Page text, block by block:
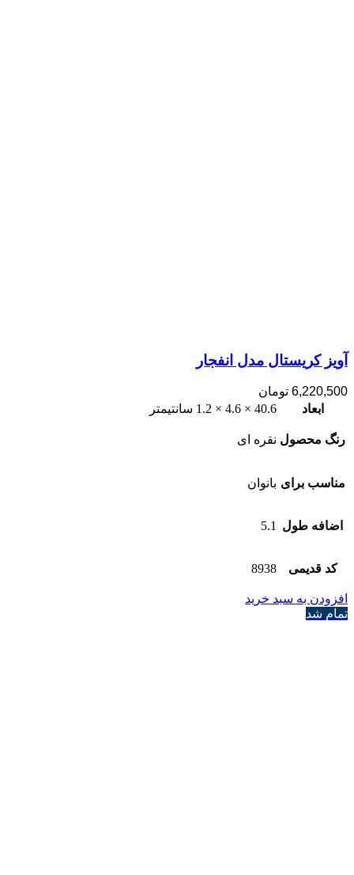
آویز کریستال مدل انفجار
6,220,500 تومان
ابعاد
40.6 × 4.6 × 1.2 سانتیمتر
رنگ محصول نقره ای
مناسب برای بانوان
اضافه طول 5.1
کد قدیمی 8938
افزودن به سبد خرید
تمام شد